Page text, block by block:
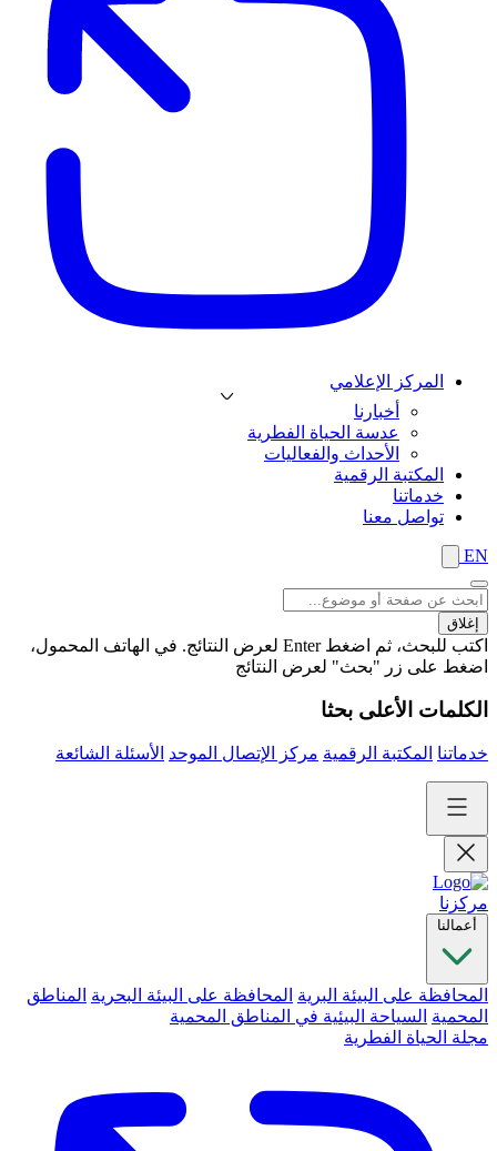
المركز الإعلامي
أخبارنا
عدسة الحياة الفطرية
الأحداث والفعاليات
المكتبة الرقمية
خدماتنا
تواصل معنا
EN
إغلاق
اكتب للبحث، ثم اضغط Enter لعرض النتائج. في الهاتف المحمول،
اضغط على زر "بحث" لعرض النتائج
الكلمات الأعلى بحثا
خدماتنا المكتبة الرقمية مركز الإتصال الموحد الأسئلة الشائعة
مركزنا
أعمالنا
المحافظة على البيئة البرية المحافظة على البيئة البحرية المناطق
المحمية السياحة البيئية في المناطق المحمية
مجلة الحياة الفطرية